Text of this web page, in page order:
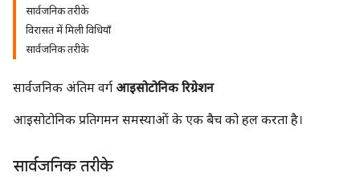
सार्वजनिक तरीके
विरासत में मिली विधियाँ
सार्वजनिक तरीके
सार्वजनिक अंतिम वर्ग आइसोटोनिक रिग्रेशन
आइसोटोनिक प्रतिगमन समस्याओं के एक बैच को हल करता है।
सार्वजनिक तरीके